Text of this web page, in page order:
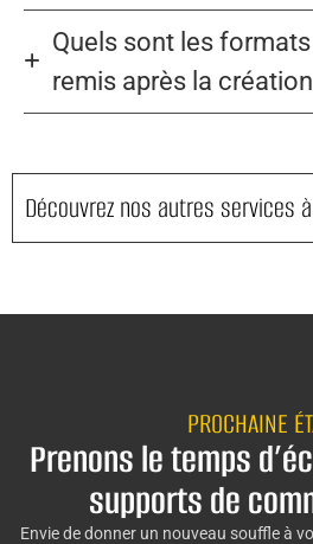
Quels sont les
remis après la
Découvrez nos autres services
PROCHAINE
Prenons le temps
supports de
Envie de donner un nouveau souffle à